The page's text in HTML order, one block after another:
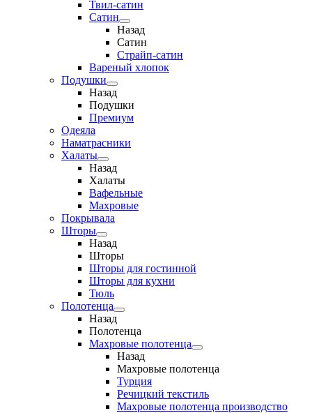
Твил-сатин
Сатин
Назад
Сатин
Страйп-сатин
Вареный хлопок
Подушки
Назад
Подушки
Премиум
Одеяла
Наматрасники
Халаты
Назад
Халаты
Вафельные
Махровые
Покрывала
Шторы
Назад
Шторы
Шторы для гостинной
Шторы для кухни
Тюль
Полотенца
Назад
Полотенца
Махровые полотенца
Назад
Махровые полотенца
Турция
Речицкий текстиль
Махровые полотенца производство